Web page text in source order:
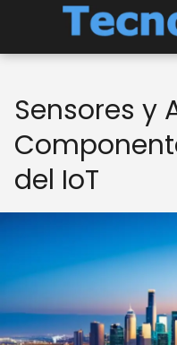
Sensores y
del IoT